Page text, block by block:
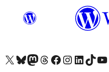
Visita il nostro account X (ex Twitter)
Visita il nostro account Bluesky
Visita il nostro account Mastodon
Visita il nostro account Threads
Visita la nostra pagina Facebook
Visita il nostro account
Visita il nostro account
Visita il nostroVisita il